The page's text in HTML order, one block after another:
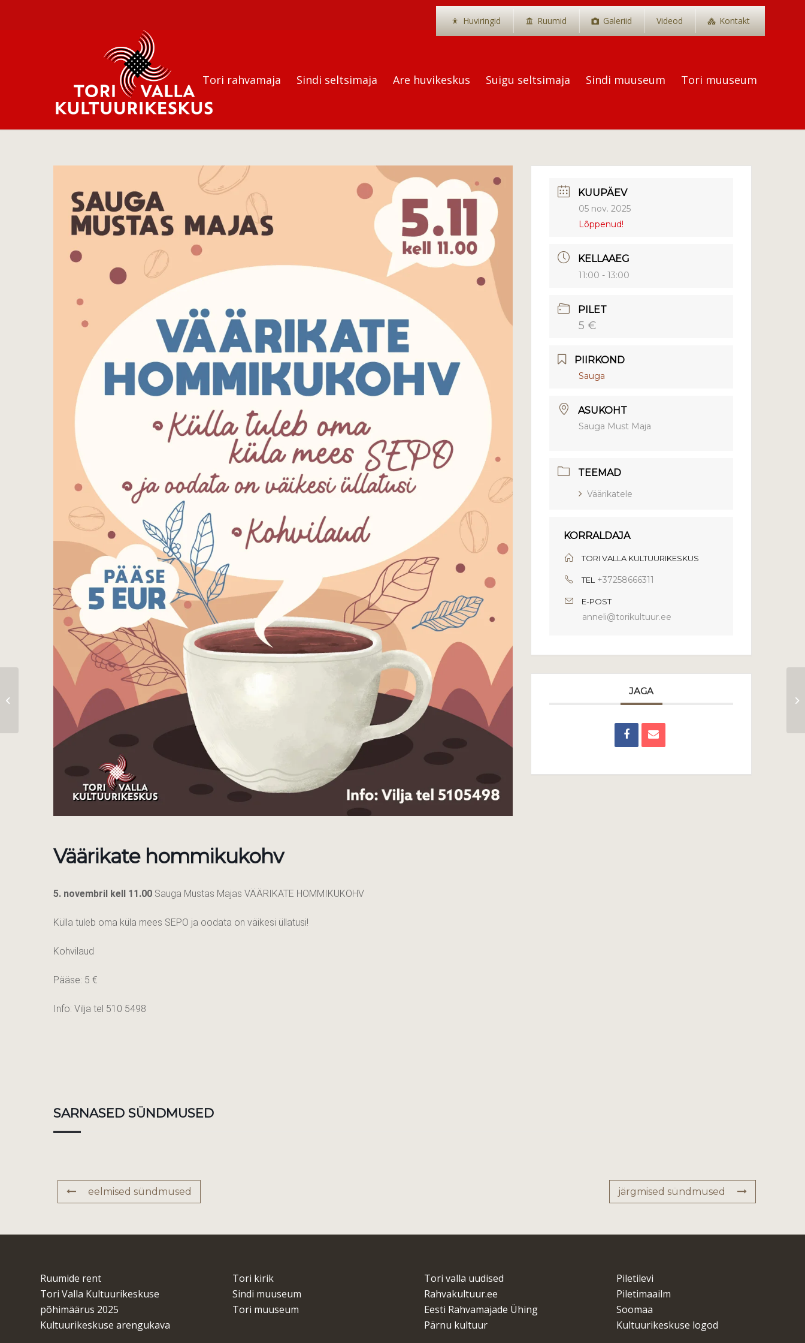
Huviringid Ruumid Galeriid Videod Kontakt
Tori rahvamaja Sindi seltsimaja Are huvikeskus Suigu seltsimaja Sindi muuseum Tori muuseum
Väärikate hommikukohv
5. novembril kell 11.00 Sauga Mustas Majas VÄÄRIKATE HOMMIKUKOHV
Külla tuleb oma küla mees SEPO ja oodata on väikesi üllatusi!
Kohvilaud
Pääse: 5 €
Info: Vilja tel 510 5498
KUUPÄEV
05 nov. 2025
Lõppenud!
KELLAAEG
11:00 - 13:00
PILET
5 €
PIIRKOND
Sauga
ASUKOHT
Sauga Must Maja
TEEMAD
Väärikatele
KORRALDAJA
TORI VALLA KULTUURIKESKUS
TEL +37258666311
E-POST
anneli@torikultuur.ee
JAGA
SARNASED SÜNDMUSED
eelmised sündmused järgmised sündmused
Ruumide rent
Tori Valla Kultuurikeskuse
põhimäärus 2025
Kultuurikeskuse arengukava
Tori kirik
Sindi muuseum
Tori muuseum
Tori valla uudised
Rahvakultuur.ee
Eesti Rahvamajade Ühing
Pärnu kultuur
Piletilevi
Piletimaailm
Soomaa
Kultuurikeskuse logod
“Tori hoidiste